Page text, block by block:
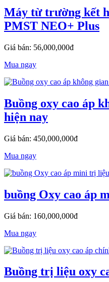
Máy từ trường kết
PMST NEO+ Plus
Giá bán: 56,000,000đ
Mua ngay
Buồng oxy cao áp
hiện nay
Giá bán: 450,000,000đ
Mua ngay
buồng Oxy cao áp
Giá bán: 160,000,000đ
Mua ngay
Buồng trị liệu oxy